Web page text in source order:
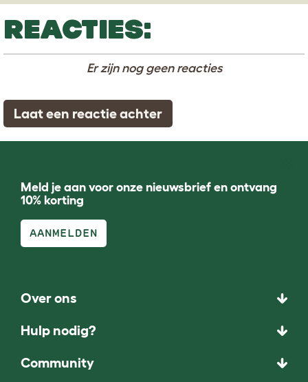
REACTIES:
Er zijn nog geen reacties
Laat een reactie achter
Meld je aan voor onze nieuwsbrief en ontvang
10% korting
AANMELDEN
Over ons
Hulp nodig?
Community